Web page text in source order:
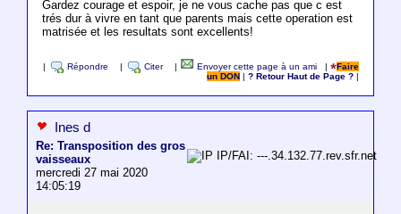
Gardez courage et espoir, je ne vous cache pas que c est
trés dur à vivre en tant que parents mais cette operation est
matrisée et les resultats sont excellents!
Répondre Citer Envoyer cette page à un ami |
Faire
un DON
|? Retour Haut de Page ?
Ines d
Re: Transposition des gros
vaisseaux
mercredi 27 mai 2020
14:05:19
IP/FAI: ---.34.132.77.rev.sfr.net